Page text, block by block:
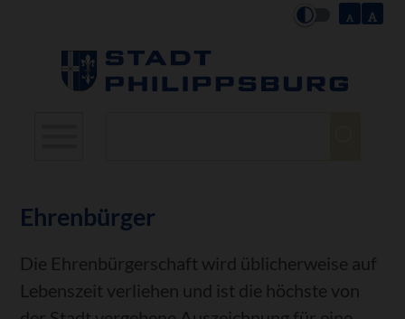
Ehrenbürger
Die Ehrenbürgerschaft wird üblicherweise auf
Lebenszeit verliehen und ist die höchste von